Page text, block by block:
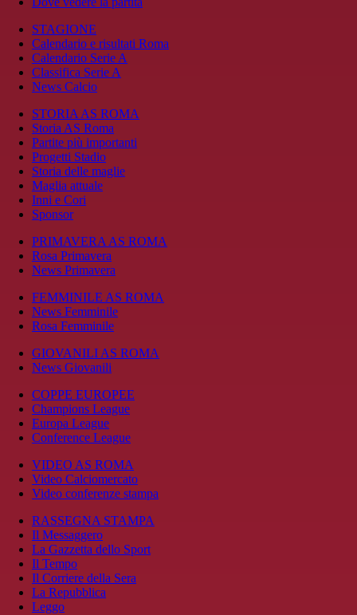
STAGIONE
Calendario e risultati Roma
Calendario Serie A
Classifica Serie A
News Calcio
STORIA AS ROMA
Storia AS Roma
Partite più importanti
Progetti Stadio
Storia delle maglie
Maglia attuale
Inni e Cori
Sponsor
PRIMAVERA AS ROMA
Rosa Primavera
News Primavera
FEMMINILE AS ROMA
News Femminile
Rosa Femminile
GIOVANILI AS ROMA
News Giovanili
COPPE EUROPEE
Champions League
Europa League
Conference League
VIDEO AS ROMA
Video Calciomercato
Video conferenze stampa
RASSEGNA STAMPA
Il Messaggero
La Gazzetta dello Sport
Il Tempo
Il Corriere della Sera
La Repubblica
Leggo